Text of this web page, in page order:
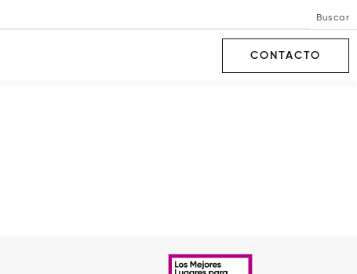
Buscar
CONTACTO